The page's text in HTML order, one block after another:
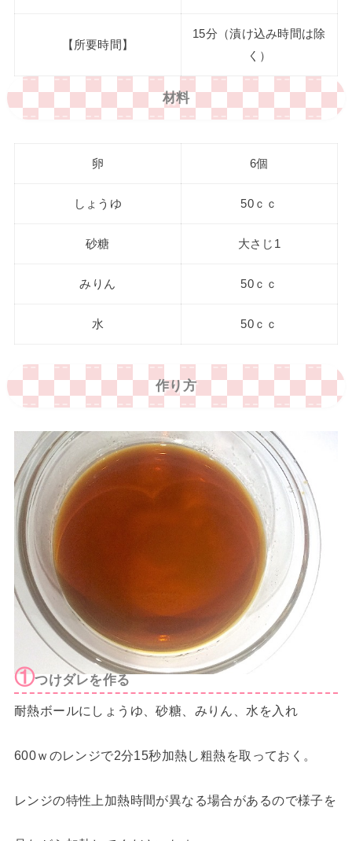
【所要時間】
15分（漬け込み時間は除
く）
材料
卵 6個
しょうゆ 50ｃｃ
砂糖 大さじ1
みりん 50ｃｃ
水 50ｃｃ
作り方
①つけダレを作る
耐熱ボールにしょうゆ、砂糖、みりん、水を入れ
600ｗのレンジで2分15秒加熱し粗熱を取っておく。
レンジの特性上加熱時間が異なる場合があるので様子を